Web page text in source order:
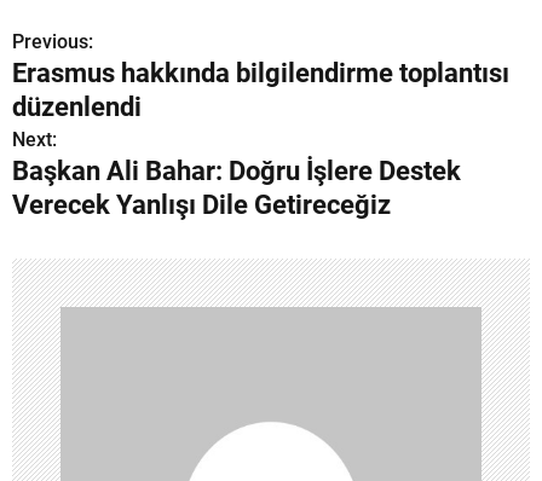
Y
a
z
ı
e
z
i
n
m
Previous:
Erasmus hakkında bilgilendirme toplantısı
düzenlendi
Next:
Başkan Ali Bahar: Doğru İşlere Destek
Verecek Yanlışı Dile Getireceğiz